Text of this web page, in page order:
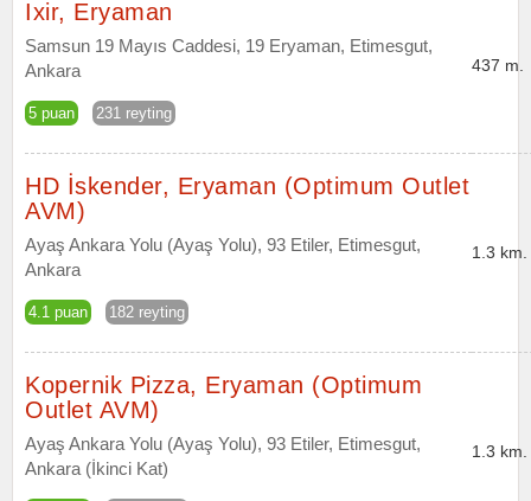
Ixir, Eryaman
Samsun 19 Mayıs Caddesi, 19 Eryaman, Etimesgut,
Ankara
5 puan 231 reyting
437 m.
HD İskender, Eryaman (Optimum Outlet
AVM)
Ayaş Ankara Yolu (Ayaş Yolu), 93 Etiler, Etimesgut,
Ankara
4.1 puan 182 reyting
1.3 km.
Kopernik Pizza, Eryaman (Optimum
Outlet AVM)
Ayaş Ankara Yolu (Ayaş Yolu), 93 Etiler, Etimesgut,
Ankara (İkinci Kat)
1.3 km.